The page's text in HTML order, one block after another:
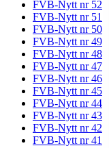
FVB-Nytt nr 52
FVB-Nytt nr 51
FVB-Nytt nr 50
FVB-Nytt nr 49
FVB-Nytt nr 48
FVB-Nytt nr 47
FVB-Nytt nr 46
FVB-Nytt nr 45
FVB-Nytt nr 44
FVB-Nytt nr 43
FVB-Nytt nr 42
FVB-Nytt nr 41